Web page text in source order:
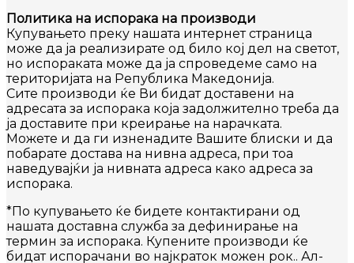
Политика на испорака на производи
Купувањето преку нашата интернет страница
може да ја реализирате од било кој дел на светот,
но испораката може да ја спроведеме само на
територијата на Република Македонија.
Сите производи ќе Ви бидат доставени на
адресата за испорака која задолжително треба да
ја доставите при креирање на нарачката.
Можете и да ги изненадите Вашите блиски и да
побарате достава на нивна адреса, при тоа
наведувајќи ја нивната адреса како адреса за
испорака.
*По купувањето ќе бидете контактирани од
нашата доставна служба за дефинирање на
термин за испорака. Купените производи ќе
бидат испорачани во најкраток можен рок.. Ал-